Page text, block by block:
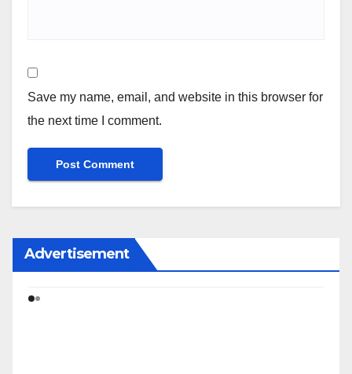
Save my name, email, and website in this browser for
the next time I comment.
Advertisement